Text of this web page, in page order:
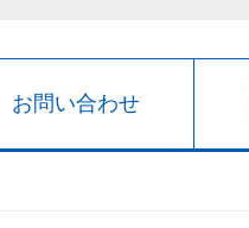
お問い合わせ